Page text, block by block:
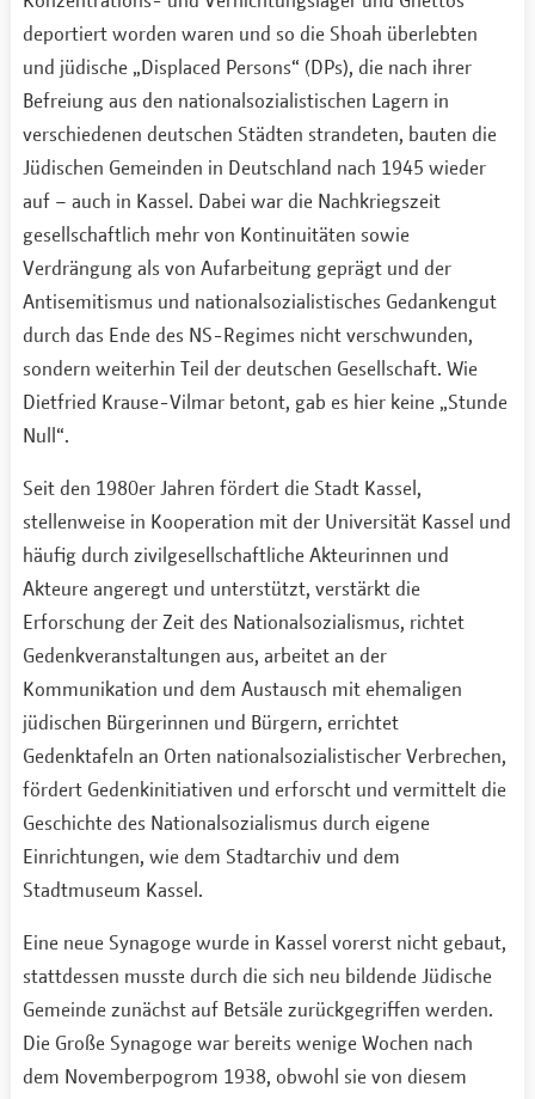
deportiert worden waren und so die Shoah überlebten
und jüdische „Displaced Persons“ (DPs), die nach ihrer
Befreiung aus den nationalsozialistischen Lagern in
verschiedenen deutschen Städten strandeten, bauten die
Jüdischen Gemeinden in Deutschland nach 1945 wieder
auf – auch in Kassel. Dabei war die Nachkriegszeit
gesellschaftlich mehr von Kontinuitäten sowie
Verdrängung als von Aufarbeitung geprägt und der
Antisemitismus und nationalsozialistisches Gedankengut
durch das Ende des NS-Regimes nicht verschwunden,
sondern weiterhin Teil der deutschen Gesellschaft. Wie
Dietfried Krause-Vilmar betont, gab es hier keine „Stunde
Null“.
Seit den 1980er Jahren fördert die Stadt Kassel,
stellenweise in Kooperation mit der Universität Kassel und
häufig durch zivilgesellschaftliche Akteurinnen und
Akteure angeregt und unterstützt, verstärkt die
Erforschung der Zeit des Nationalsozialismus, richtet
Gedenkveranstaltungen aus, arbeitet an der
Kommunikation und dem Austausch mit ehemaligen
jüdischen Bürgerinnen und Bürgern, errichtet
Gedenktafeln an Orten nationalsozialistischer Verbrechen,
fördert Gedenkinitiativen und erforscht und vermittelt die
Geschichte des Nationalsozialismus durch eigene
Einrichtungen, wie dem Stadtarchiv und dem
Stadtmuseum Kassel.
Eine neue Synagoge wurde in Kassel vorerst nicht gebaut,
stattdessen musste durch die sich neu bildende Jüdische
Gemeinde zunächst auf Betsäle zurückgegriffen werden.
Die Große Synagoge war bereits wenige Wochen nach
dem Novemberpogrom 1938, obwohl sie von diesem